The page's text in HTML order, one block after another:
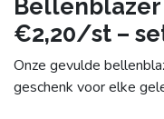
€2,20/st –
Onze gevulde
geschenk voor elke